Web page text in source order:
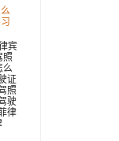
宾
照
么
证
照
驶
律